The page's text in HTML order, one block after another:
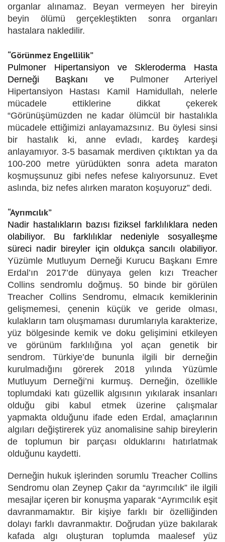
organlar alınamaz. Beyan vermeyen her bireyin
beyin ölümü gerçekleştikten sonra organları
hastalara nakledilir.
“Görünmez Engellilik”
Pulmoner Hipertansiyon ve Skleroderma Hasta
Derneği Başkanı ve Pulmoner Arteriyel
Hipertansiyon Hastası Kamil Hamidullah, nelerle
mücadele ettiklerine dikkat çekerek
“Görünüşümüzden ne kadar ölümcül bir hastalıkla
mücadele ettiğimizi anlayamazsınız. Bu öylesi sinsi
bir hastalık ki, anne evladı, kardeş kardeşi
anlayamıyor. 3-5 basamak merdiven çıktıktan ya da
100-200 metre yürüdükten sonra adeta maraton
koşmuşsunuz gibi nefes nefese kalıyorsunuz. Evet
aslında, biz nefes alırken maraton koşuyoruz” dedi.
“Ayrımcılık”
Nadir hastalıkların bazısı fiziksel farklılıklara neden
olabiliyor. Bu farklılıklar nedeniyle sosyalleşme
süreci nadir bireyler için oldukça sancılı olabiliyor.
Yüzümle Mutluyum Derneği Kurucu Başkanı Emre
Erdal’ın 2017’de dünyaya gelen kızı Treacher
Collins sendromlu doğmuş. 50 binde bir görülen
Treacher Collins Sendromu, elmacık kemiklerinin
gelişmemesi, çenenin küçük ve geride olması,
kulakların tam oluşmaması durumlarıyla karakterize,
yüz bölgesinde kemik ve doku gelişimini etkileyen
ve görünüm farklılığına yol açan genetik bir
sendrom. Türkiye’de bununla ilgili bir derneğin
kurulmadığını görerek 2018 yılında Yüzümle
Mutluyum Derneği’ni kurmuş. Derneğin, özellikle
toplumdaki katı güzellik algısının yıkılarak insanları
olduğu gibi kabul etmek üzerine çalışmalar
yapmakta olduğunu ifade eden Erdal, amaçlarının
algıları değiştirerek yüz anomalisine sahip bireylerin
de toplumun bir parçası olduklarını hatırlatmak
olduğunu kaydetti.
Derneğin hukuk işlerinden sorumlu Treacher Collins
Sendromu olan Zeynep Çakır da “ayrımcılık” ile ilgili
mesajlar içeren bir konuşma yaparak “Ayrımcılık eşit
davranmamaktır. Bir kişiye farklı bir özelliğinden
dolayı farklı davranmaktır. Doğrudan yüze bakılarak
kafada algı oluşturan toplumda maalesef yüz